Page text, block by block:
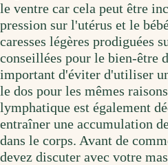
le ventre car cela peut être
pression sur l'utérus et le
caresses légères prodiguées
conseillées pour le bien-être
important d'éviter d'utiliser
le dos pour les mêmes
lymphatique est également
entraîner une accumulation
dans le corps. Avant de
devez discuter avec votre